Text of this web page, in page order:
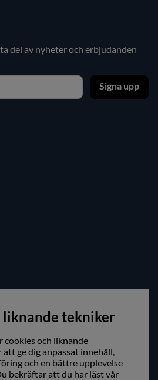
del av nyheter och erbjudanden
Signa upp
shopping!
liknande tekniker
cookies och liknande
ge dig anpassat innehåll,
och en bättre upplevelse
bekräftar att du har läst vår